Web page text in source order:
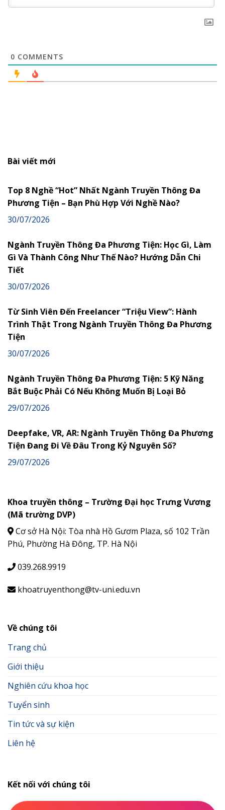
0 COMMENTS
Bài viết mới
Top 8 Nghề “Hot” Nhất Ngành Truyền Thông Đa
Phương Tiện – Bạn Phù Hợp Với Nghề Nào?
30/07/2026
Ngành Truyền Thông Đa Phương Tiện: Học Gì, Làm
Gì Và Thành Công Như Thế Nào? Hướng Dẫn Chi
Tiết
30/07/2026
Từ Sinh Viên Đến Freelancer “Triệu View”: Hành
Trình Thật Trong Ngành Truyền Thông Đa Phương
Tiện
30/07/2026
Ngành Truyền Thông Đa Phương Tiện: 5 Kỹ Năng
Bắt Buộc Phải Có Nếu Không Muốn Bị Loại Bỏ
29/07/2026
Deepfake, VR, AR: Ngành Truyền Thông Đa Phương
Tiện Đang Đi Về Đâu Trong Kỷ Nguyên Số?
29/07/2026
Khoa truyền thông – Trường Đại học Trưng Vương
(Mã trường DVP)
Cơ sở Hà Nội: Tòa nhà Hồ Gươm Plaza, số 102 Trần
Phú, Phường Hà Đông, TP. Hà Nội
039.268.9919
khoatruyenthong@tv-uni.edu.vn
Về chúng tôi
Trang chủ
Giới thiệu
Nghiên cứu khoa học
Tuyển sinh
Tin tức và sự kiện
Liên hệ
Kết nối với chúng tôi